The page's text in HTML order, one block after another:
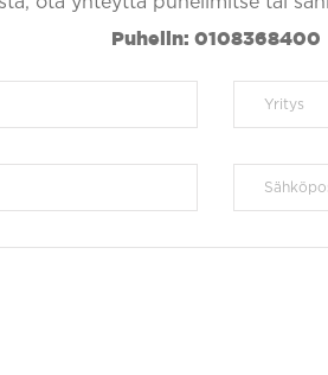
Puhelin: 0108368400